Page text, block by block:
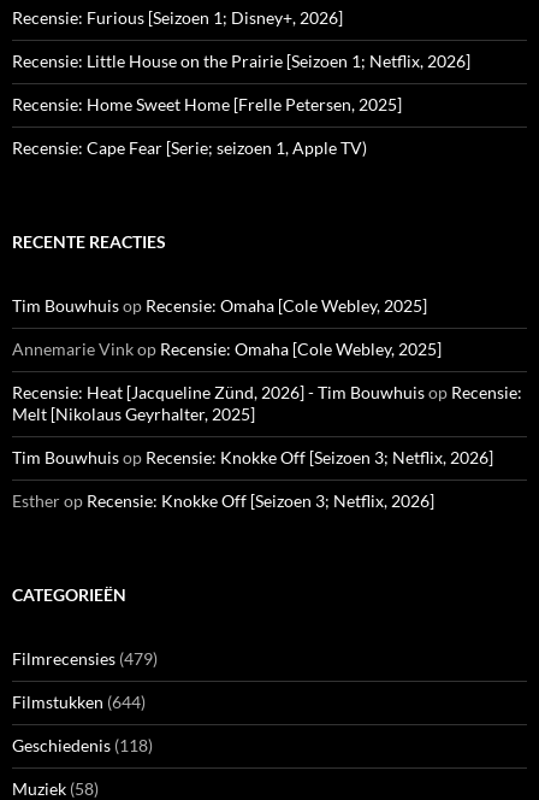
Recensie: Furious [Seizoen 1; Disney+, 2026]
Recensie: Little House on the Prairie [Seizoen 1; Netflix, 2026]
Recensie: Home Sweet Home [Frelle Petersen, 2025]
Recensie: Cape Fear [Serie; seizoen 1, Apple TV)
RECENTE REACTIES
Tim Bouwhuisop Recensie: Omaha [Cole Webley, 2025]
Annemarie Vinkop Recensie: Omaha [Cole Webley, 2025]
Recensie: Heat [Jacqueline Zünd, 2026] - Tim Bouwhuisop Recensie:
Melt [Nikolaus Geyrhalter, 2025]
Tim Bouwhuisop Recensie: Knokke Off [Seizoen 3; Netflix, 2026]
Estherop Recensie: Knokke Off [Seizoen 3; Netflix, 2026]
CATEGORIEËN
Filmrecensies (479)
Filmstukken (644)
Geschiedenis (118)
Muziek (58)